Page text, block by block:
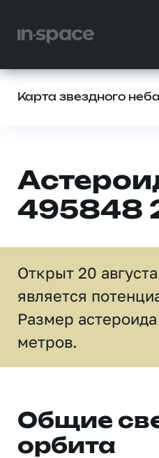
Карта звездного
495848
Открыт 20
является
Размер
метров.
Общие
орбита